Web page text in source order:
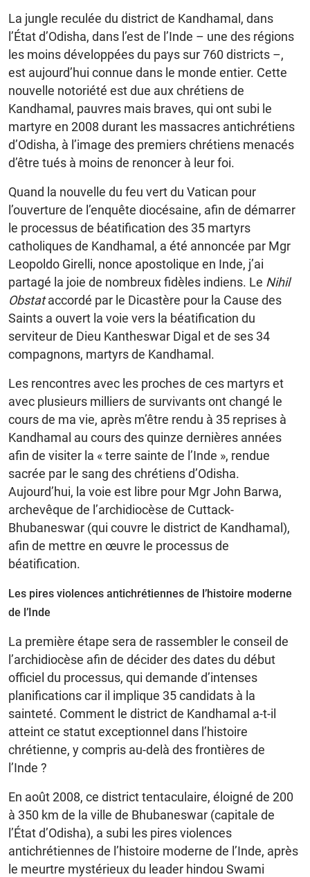
La jungle reculée du district de Kandhamal, dans
l’État d’Odisha, dans l’est de l’Inde – une des régions
les moins développées du pays sur 760 districts –,
est aujourd’hui connue dans le monde entier. Cette
nouvelle notoriété est due aux chrétiens de
Kandhamal, pauvres mais braves, qui ont subi le
martyre en 2008 durant les massacres antichrétiens
d’Odisha, à l’image des premiers chrétiens menacés
d’être tués à moins de renoncer à leur foi.
Quand la nouvelle du feu vert du Vatican pour
l’ouverture de l’enquête diocésaine, afin de démarrer
le processus de béatification des 35 martyrs
catholiques de Kandhamal, a été annoncée par Mgr
Leopoldo Girelli, nonce apostolique en Inde, j’ai
partagé la joie de nombreux fidèles indiens. Le Nihil
Obstataccordé par le Dicastère pour la Cause des
Saints a ouvert la voie vers la béatification du
serviteur de Dieu Kantheswar Digal et de ses 34
compagnons, martyrs de Kandhamal.
Les rencontres avec les proches de ces martyrs et
avec plusieurs milliers de survivants ont changé le
cours de ma vie, après m’être rendu à 35 reprises à
Kandhamal au cours des quinze dernières années
afin de visiter la « terre sainte de l’Inde », rendue
sacrée par le sang des chrétiens d’Odisha.
Aujourd’hui, la voie est libre pour Mgr John Barwa,
archevêque de l’archidiocèse de Cuttack-
Bhubaneswar (qui couvre le district de Kandhamal),
afin de mettre en œuvre le processus de
béatification.
Les pires violences antichrétiennes de l’histoire moderne
de l’Inde
La première étape sera de rassembler le conseil de
l’archidiocèse afin de décider des dates du début
officiel du processus, qui demande d’intenses
planifications car il implique 35 candidats à la
sainteté. Comment le district de Kandhamal a-t-il
atteint ce statut exceptionnel dans l’histoire
chrétienne, y compris au-delà des frontières de
l’Inde ?
En août 2008, ce district tentaculaire, éloigné de 200
à 350 km de la ville de Bhubaneswar (capitale de
l’État d’Odisha), a subi les pires violences
antichrétiennes de l’histoire moderne de l’Inde, après
le meurtre mystérieux du leader hindou Swami